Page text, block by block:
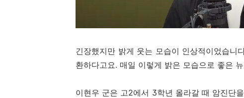
긴장했지만 밝게 웃는 모습이 인상적이었습니
환하다고요. 매일 이렇게 밝은 모습으로 좋은
이현우 군은 고2에서 3학년 올라갈 때 암진단